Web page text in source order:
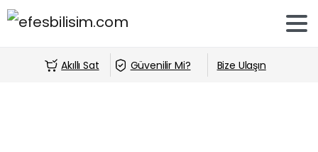
Akıllı Sat Güvenilir Mi? Bize Ulaşın